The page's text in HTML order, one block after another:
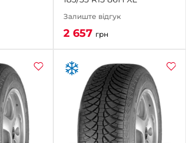
Залиште відгук
2 657 грн